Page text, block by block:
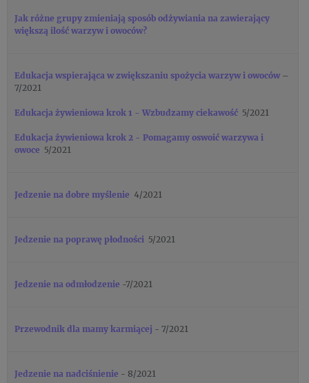
Jak różne grupy zmieniają sposób odżywiania na zawierający
większą ilość warzyw i owoców?
Edukacja wspierająca w zwiększaniu spożycia warzyw i owoców –
7/2021
Edukacja żywieniowa krok 1 - Wzbudzamy ciekawość 5/2021
Edukacja żywieniowa krok 2 - Pomagamy oswoić warzywa i
owoce 5/2021
Jedzenie na dobre myślenie 4/2021
Jedzenie na poprawę płodności 5/2021
Jedzenie na odmłodzenie -7/2021
Przewodnik dla mamy karmiącej - 7/2021
Jedzenie na nadciśnienie - 8/2021